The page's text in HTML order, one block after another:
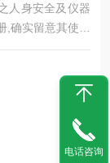
人身安全及仪器
确实留意其使用
计原理、依据标
验规定"“标准"时
准或数据。
电话咨询